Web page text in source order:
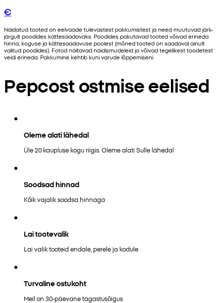
€
Näidatud tooted on eelvaade tulevastest pakkumistest ja need muutuvad järk-
järgult poodides kättesaadavaks. Poodides pakutavad tooted võivad erineda
hinna, koguse ja kättesaadavuse poolest (mõned tooted on saadaval ainult
valitud poodides). Fotod näitavad näidismudeleid ja võivad tegelikest toodetest
veidi erineda. Pakkumine kehtib kuni varude lõppemiseni.
Pepcost ostmise eelised
Oleme alati lähedal
Üle 20 kaupluse kogu riigis. Oleme alati Sulle lähedal
Soodsad hinnad
Kõik vajalik soodsa hinnaga
Lai tootevalik
Lai valik tooteid endale, perele ja kodule
Turvaline ostukoht
Meil on 30-päevane tagastusõigus